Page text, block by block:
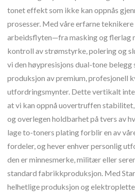
tonet effekt som ikke kan oppnås
prosesser. Med våre erfarne
arbeidsflyten—fra masking og flerlag
kontroll av strømstyrke, polering og
vi den høypresisjons dual-tone belegg
produksjon av premium, profesjonell
utfordringsmynter. Dette vertikalt
at vi kan oppnå uovertruffen
og overlegen holdbarhet på tvers av
lage to-toners plating forblir en av
fordeler, og hever enhver personlig
den er minnesmerke, militær eller
standard fabrikkproduksjon. Med Star
helhetlige produksjon og